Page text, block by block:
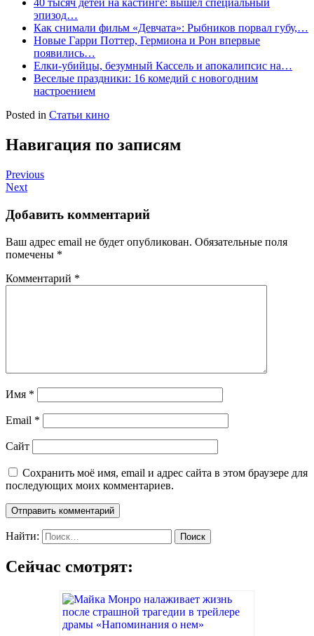
40 тысяч детей на кастинге: вышел специальный
эпизод…
Как снимали фильм «Девчата»: Рыбников порвал губу,…
Новые Гарри Поттер, Гермиона и Рон впервые
появились…
Елки-убийцы, безумный Кассель и апокалипсис на…
Веселые праздники: 16 комедий с новогодним
настроением
Posted in Статьи кино
Навигация по записям
Previous
Next
Добавить комментарий
Ваш адрес email не будет опубликован. Обязательные поля
помечены *
Комментарий *
Имя *
Email *
Сайт
Сохранить моё имя, email и адрес сайта в этом браузере для
последующих моих комментариев.
Найти:
Сейчас смотрят: